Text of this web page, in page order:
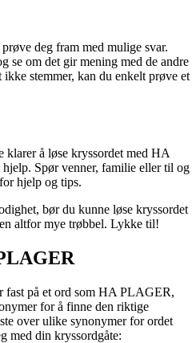
deg fram med mulige svar.
se om det gir mening med de andre
stemmer, kan du enkelt prøve et
å løse kryssordet med HA
Spør venner, familie eller til og
hjelp og tips.
bør du kunne løse kryssordet
altfor mye trøbbel. Lykke til!
fast på et ord som HA PLAGER,
for å finne den riktige
over ulike synonymer for ordet
med din kryssordgåte: